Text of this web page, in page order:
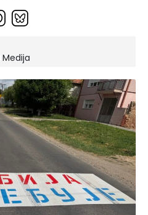
Medija